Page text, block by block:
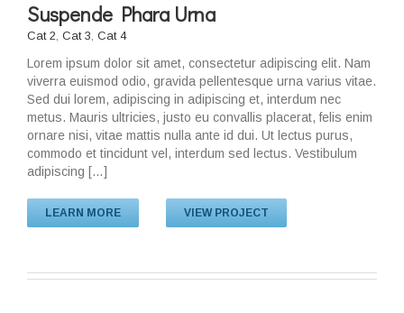
Suspende Phara Urna
Cat 2, Cat 3, Cat 4
Lorem ipsum dolor sit amet, consectetur adipiscing elit. Nam
viverra euismod odio, gravida pellentesque urna varius vitae.
Sed dui lorem, adipiscing in adipiscing et, interdum nec
metus. Mauris ultricies, justo eu convallis placerat, felis enim
ornare nisi, vitae mattis nulla ante id dui. Ut lectus purus,
commodo et tincidunt vel, interdum sed lectus. Vestibulum
adipiscing […]
LEARN MORE VIEW PROJECT